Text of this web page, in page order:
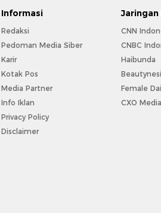
Informasi
Redaksi
Pedoman Media Siber
Karir
Kotak Pos
Media Partner
Info Iklan
Privacy Policy
Disclaimer
Jaringan
CNN
CNBC
Haibunda
Female
CXO Media